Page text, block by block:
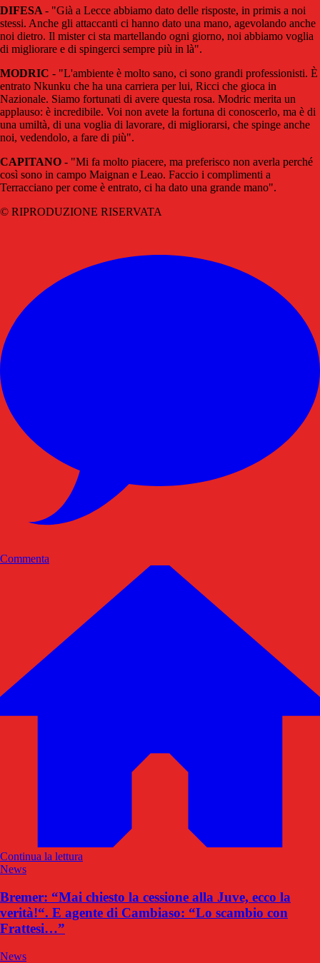
DIFESA - "Già a Lecce abbiamo dato delle risposte, in primis a noi
stessi. Anche gli attaccanti ci hanno dato una mano, agevolando anche
noi dietro. Il mister ci sta martellando ogni giorno, noi abbiamo voglia
di migliorare e di spingerci sempre più in là".
MODRIC - "L'ambiente è molto sano, ci sono grandi professionisti. È
entrato Nkunku che ha una carriera per lui, Ricci che gioca in
Nazionale. Siamo fortunati di avere questa rosa. Modric merita un
applauso: è incredibile. Voi non avete la fortuna di conoscerlo, ma è di
una umiltà, di una voglia di lavorare, di migliorarsi, che spinge anche
noi, vedendolo, a fare di più".
CAPITANO - "Mi fa molto piacere, ma preferisco non averla perché
così sono in campo Maignan e Leao. Faccio i complimenti a
Terracciano per come è entrato, ci ha dato una grande mano".
© RIPRODUZIONE RISERVATA
Commenta
Continua la lettura
News
Bremer: “Mai chiesto la cessione alla Juve, ecco la
verità!“. E agente di Cambiaso: “Lo scambio con
Frattesi…”
News